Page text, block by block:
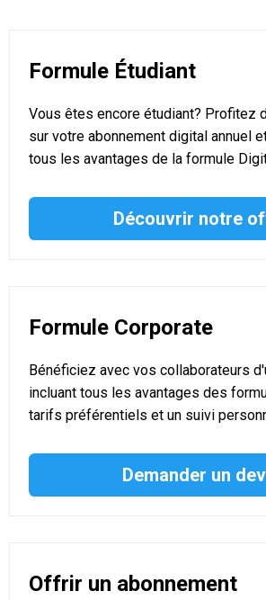
Formule Étudiant
Vous êtes encore étudiant? Profitez
sur votre abonnement digital annuel
tous les avantages de la formule
Découvrir notre
Formule Corporate
Bénéficiez avec vos collaborateurs
incluant tous les avantages des
tarifs préférentiels et un suivi
Demander un
Offrir un abonnement